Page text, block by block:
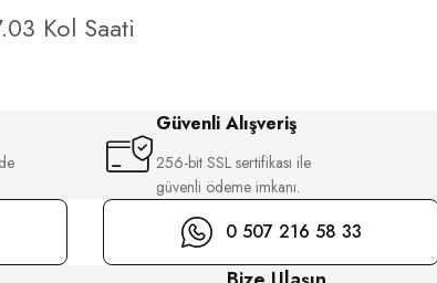
Kol Saati
Güvenli Alışveriş
256-bit SSL sertifikası ile
güvenli ödeme imkanı.
0 507 216 58 33